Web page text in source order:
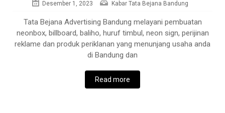
Desember 1, 2023 Kabar Tata Bejana Bandung
Tata Bejana Advertising Bandung melayani pembuatan
neonbox, billboard, baliho, huruf timbul, neon sign, perijinan
reklame dan produk periklanan yang menunjang usaha anda
di Bandung dan
Read more